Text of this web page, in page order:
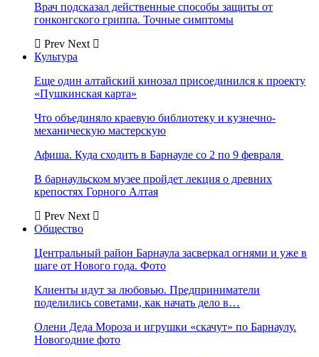
Врач подсказал действенные способы защиты от
гонконгского гриппа. Точные симптомы
Prev Next
Культура
Еще один алтайский кинозал присоединился к проекту
«Пушкинская карта»
Что объединяло краевую библиотеку и кузнечно-
механическую мастерскую
Афиша. Куда сходить в Барнауле со 2 по 9 февраля
В барнаульском музее пройдет лекция о древних
крепостях Горного Алтая
Prev Next
Общество
Центральный район Барнаула засверкал огнями и уже в
шаге от Нового года. Фото
Клиенты идут за любовью. Предприниматели
поделились советами, как начать дело в…
Олени Деда Мороза и игрушки «скачут» по Барнаулу.
Новогодние фото